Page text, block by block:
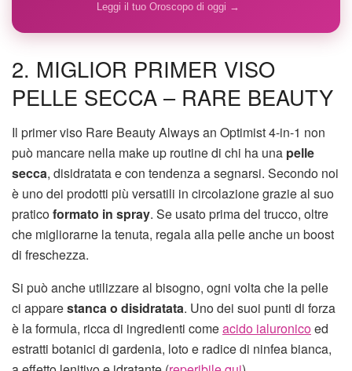
Leggi il tuo Oroscopo di oggi →
2. MIGLIOR PRIMER VISO
PELLE SECCA – RARE BEAUTY
Il primer viso Rare Beauty Always an Optimist 4-in-1 non
può mancare nella make up routine di chi ha una pelle
secca, disidratata e con tendenza a segnarsi. Secondo noi
è uno dei prodotti più versatili in circolazione grazie al suo
praticoformato in spray. Se usato prima del trucco, oltre
che migliorarne la tenuta, regala alla pelle anche un boost
di freschezza.
Si può anche utilizzare al bisogno, ogni volta che la pelle
ci apparestanca o disidratata. Uno dei suoi punti di forza
è la formula, ricca di ingredienti comeacido ialuronicoed
estratti botanici di gardenia, loto e radice di ninfea bianca,